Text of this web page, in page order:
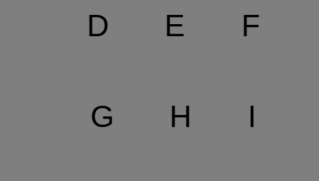
D E F
G H I